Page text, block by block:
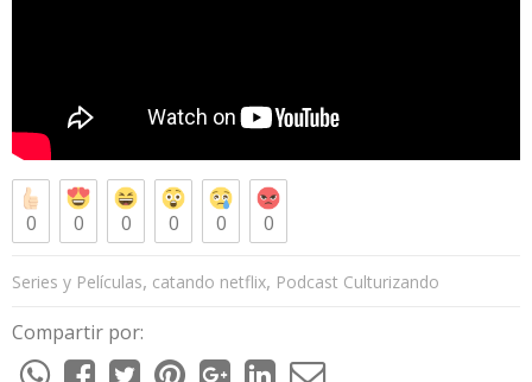
0 0 0 0 0 0
Series y Películas, catando netflix, Podcast Culturizando
Compartir por: